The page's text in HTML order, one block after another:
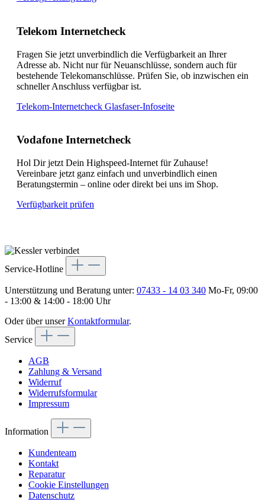
Telekom Internetcheck
Fragen Sie jetzt unverbindlich die Verfügbarkeit an Ihrer
Adresse ab. Nicht nur für Neuanschlüsse, sondern auch für
bestehende Telekomanschlüsse. Prüfen Sie, ob inzwischen ein
schneller Anschluss verfügbar ist.
Telekom-Internetcheck Glasfaser-Infoseite
Vodafone Internetcheck
Hol Dir jetzt Dein Highspeed-Internet für Zuhause!
Vereinbare jetzt ganz einfach und unverbindlich einen
Beratungstermin – online oder direkt bei uns im Shop.
Verfügbarkeit prüfen
Service-Hotline
Unterstützung und Beratung unter: 07433 - 14 03 340 Mo-Fr, 09:00
- 13:00 & 14:00 - 18:00 Uhr
Oder über unserKontaktformular.
Service
AGB
Zahlung & Versand
Widerruf
Widerrufsformular
Impressum
Information
Kundenteam
Kontakt
Reparatur
Cookie Einstellungen
Datenschutz